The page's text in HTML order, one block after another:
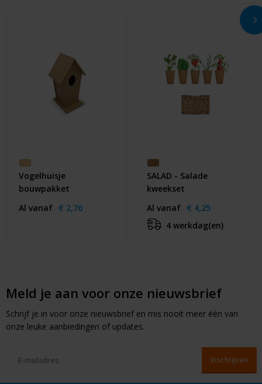
Vogelhuisje
bouwpakket
Al vanaf € 2,76
SALAD - Salade
kweekset
Al vanaf € 4,25
4 werkdag(en)
Meld je aan voor onze nieuwsbrief
Schrijf je in voor onze nieuwsbrief en mis nooit meer één van
onze leuke aanbiedingen of updates.